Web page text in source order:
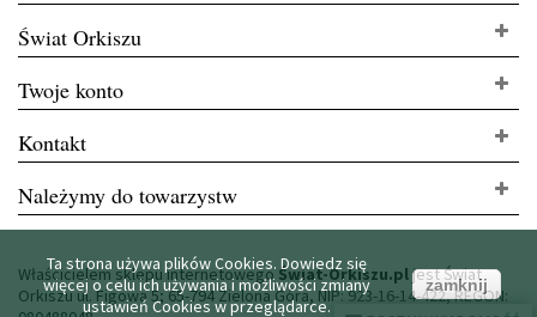
Świat Orkiszu
Twoje konto
Kontakt
Należymy do towarzystw
Ta strona używa plików Cookies. Dowiedz się
więcej o celu ich używania i możliwości zmiany
ustawień Cookies w przeglądarce.
zamknij
Właścicielem sklepu internetowegoŚwiat-Orkiszu.pljest Świat
Orkiszu ul. Figowa 5; 65-794 Zielona Góra, NIP: 923-16-14-422, REGON: